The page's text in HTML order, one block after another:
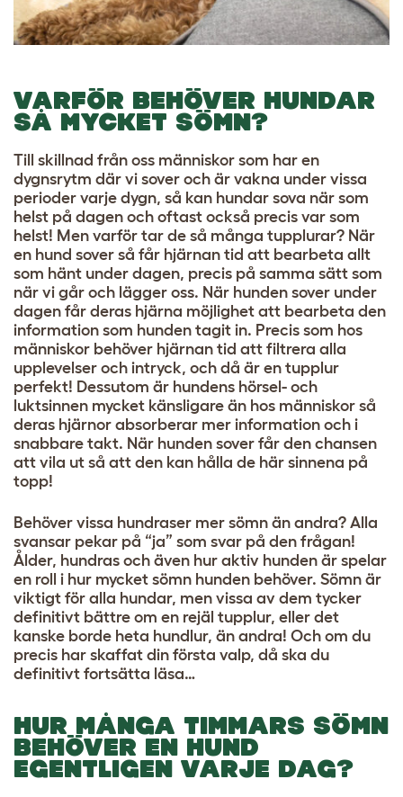
VARFÖR BEHÖVER HUNDAR
SÅ MYCKET SÖMN?
Till skillnad från oss människor som har en
dygnsrytm där vi sover och är vakna under vissa
perioder varje dygn, så kan hundar sova när som
helst på dagen och oftast också precis var som
helst! Men varför tar de så många tupplurar? När
en hund sover så får hjärnan tid att bearbeta allt
som hänt under dagen, precis på samma sätt som
när vi går och lägger oss. När hunden sover under
dagen får deras hjärna möjlighet att bearbeta den
information som hunden tagit in. Precis som hos
människor behöver hjärnan tid att filtrera alla
upplevelser och intryck, och då är en tupplur
perfekt! Dessutom är hundens hörsel- och
luktsinnen mycket känsligare än hos människor så
deras hjärnor absorberar mer information och i
snabbare takt. När hunden sover får den chansen
att vila ut så att den kan hålla de här sinnena på
topp!
Behöver vissa hundraser mer sömn än andra? Alla
svansar pekar på “ja” som svar på den frågan!
Ålder, hundras och även hur aktiv hunden är spelar
en roll i hur mycket sömn hunden behöver. Sömn är
viktigt för alla hundar, men vissa av dem tycker
definitivt bättre om en rejäl tupplur, eller det
kanske borde heta hundlur, än andra! Och om du
precis har skaffat din första valp, då ska du
definitivt fortsätta läsa…
HUR MÅNGA TIMMARS SÖMN
BEHÖVER EN HUND
EGENTLIGEN VARJE DAG?